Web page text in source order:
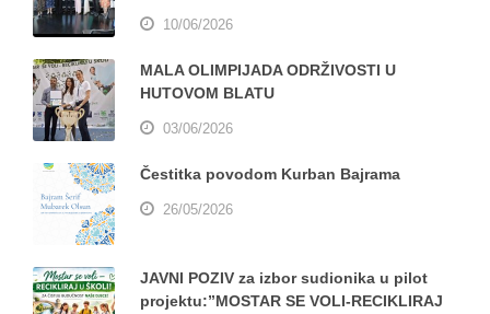
10/06/2026
MALA OLIMPIJADA ODRŽIVOSTI U
HUTOVOM BLATU
03/06/2026
Čestitka povodom Kurban Bajrama
26/05/2026
JAVNI POZIV za izbor sudionika u pilot
projektu:”MOSTAR SE VOLI-RECIKLIRAJ